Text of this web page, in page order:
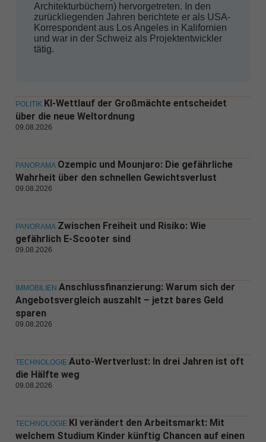
Architekturbüchern) hervorgetreten. In den
zurückliegenden Jahren berichtete er als USA-
Korrespondent aus Los Angeles in Kalifornien
und war in der Schweiz als Projektentwickler
tätig.
POLITIK KI-Wettlauf der Großmächte entscheidet
über die neue Weltordnung
09.08.2026
PANORAMA Ozempic und Mounjaro: Die gefährliche
Wahrheit über den schnellen Gewichtsverlust
09.08.2026
PANORAMA Zwischen Freiheit und Risiko: Wie
gefährlich E-Scooter sind
09.08.2026
IMMOBILIEN Anschlussfinanzierung: Warum sich der
Angebotsvergleich auszahlt – jetzt bares Geld
sparen
09.08.2026
TECHNOLOGIE Auto-Wertverlust: In drei Jahren ist oft
die Hälfte weg
09.08.2026
TECHNOLOGIE KI verändert den Arbeitsmarkt: Mit
welchem Studium Kinder künftig Chancen auf einen